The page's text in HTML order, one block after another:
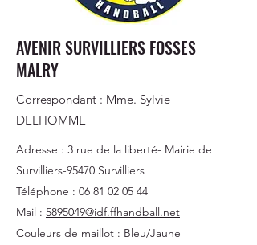
AVENIR SURVILLIERS FOSSES
MALRY
Correspondant : Mme. Sylvie
DELHOMME
Adresse : 3 rue de la liberté- Mairie de
Survilliers-95470 Survilliers
Téléphone : 06 81 02 05 44
Mail : 5895049@idf.ffhandball.net
Couleurs de maillot : Bleu/Jaune